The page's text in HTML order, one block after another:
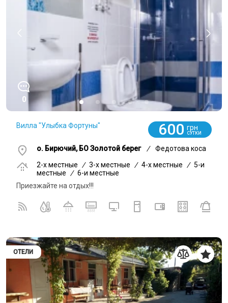
0
Вилла "Улыбка Фортуны" 600 грн
СУТКИ
о. Бирючий, БО Золотой берег /
Федотова коса
2-x местные
/ 3-x местные / 4-x местные / 5-и
местные
/ 6-и местные
Приезжайте на отдых!!!
ОТЕЛИ